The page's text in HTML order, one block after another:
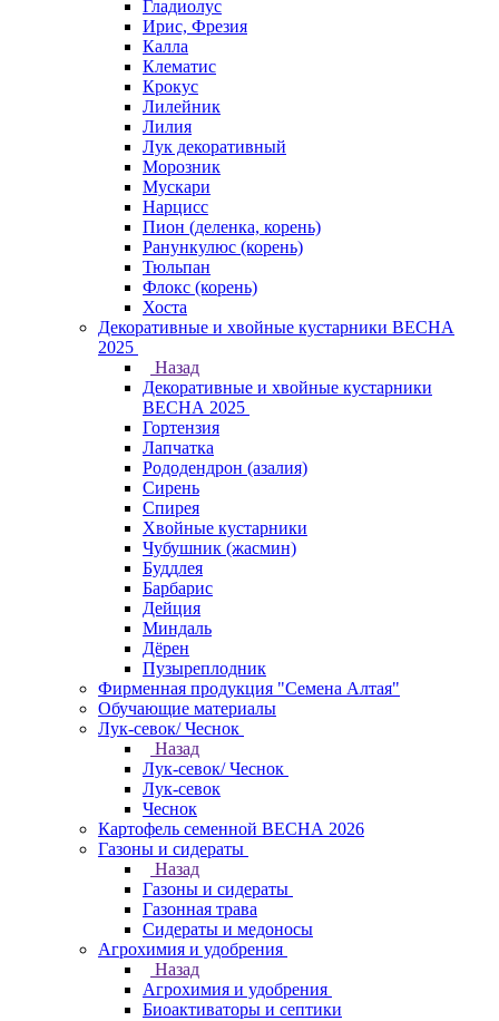
Гладиолус
Ирис, Фрезия
Калла
Клематис
Крокус
Лилейник
Лилия
Лук декоративный
Морозник
Мускари
Нарцисс
Пион (деленка, корень)
Ранункулюс (корень)
Тюльпан
Флокс (корень)
Хоста
Декоративные и хвойные кустарники ВЕСНА
2025
Назад
Декоративные и хвойные кустарники
ВЕСНА 2025
Гортензия
Лапчатка
Рододендрон (азалия)
Сирень
Спирея
Хвойные кустарники
Чубушник (жасмин)
Буддлея
Барбарис
Дейция
Миндаль
Дёрен
Пузыреплодник
Фирменная продукция "Семена Алтая"
Обучающие материалы
Лук-севок/ Чеснок
Назад
Лук-севок/ Чеснок
Лук-севок
Чеснок
Картофель семенной ВЕСНА 2026
Газоны и сидераты
Назад
Газоны и сидераты
Газонная трава
Сидераты и медоносы
Агрохимия и удобрения
Назад
Агрохимия и удобрения
Биоактиваторы и септики